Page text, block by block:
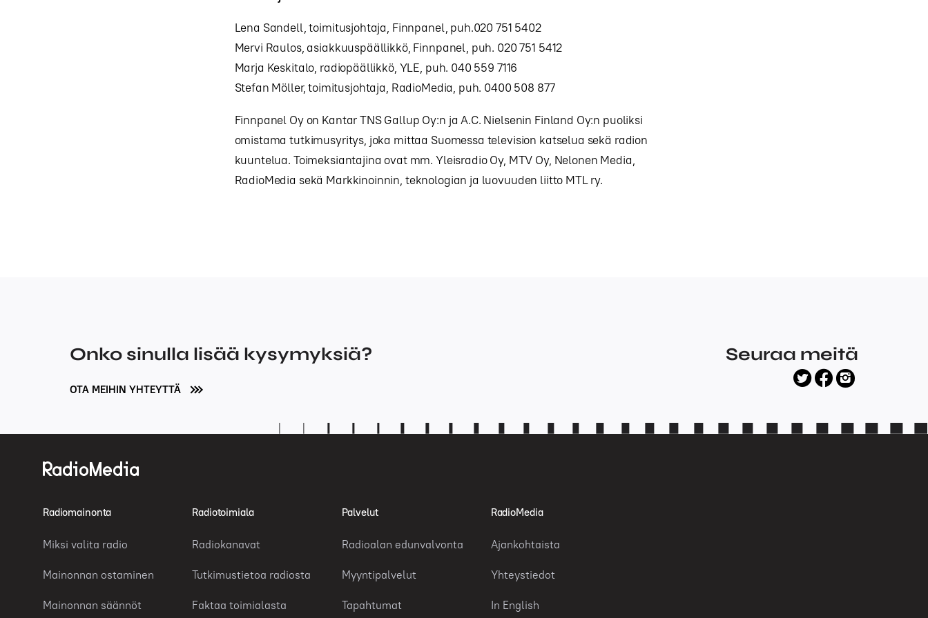
Lena Sandell, toimitusjohtaja, Finnpanel, puh.020 751 5402
Mervi Raulos, asiakkuuspäällikkö, Finnpanel, puh. 020 751 5412
Marja Keskitalo, radiopäällikkö, YLE, puh. 040 559 7116
Stefan Möller, toimitusjohtaja, RadioMedia, puh. 0400 508 877
Finnpanel Oy on Kantar TNS Gallup Oy:n ja A.C. Nielsenin Finland Oy:n puoliksi
omistama tutkimusyritys, joka mittaa Suomessa television katselua sekä radion
kuuntelua. Toimeksiantajina ovat mm. Yleisradio Oy, MTV Oy, Nelonen Media,
RadioMedia sekä Markkinoinnin, teknologian ja luovuuden liitto MTL ry.
Onko sinulla lisää kysymyksiä?
OTA MEIHIN YHTEYTTÄ
Seuraa meitä
twitter
facebook
instagram
Radiomainonta
Miksi valita radio
Mainonnan ostaminen
Mainonnan säännöt
Radiotoimiala
Radiokanavat
Tutkimustietoa radiosta
Faktaa toimialasta
Palvelut
Radioalan edunvalvonta
Myyntipalvelut
Tapahtumat
RadioMedia
Ajankohtaista
Yhteystiedot
In English